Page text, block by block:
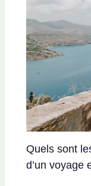
Quels sont
d’un voyage